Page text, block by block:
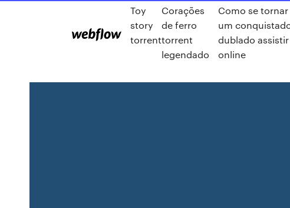
Toy
story
torrent
Corações
de ferro
torrent
legendado
Como se tornar
um
dublado assistir
online